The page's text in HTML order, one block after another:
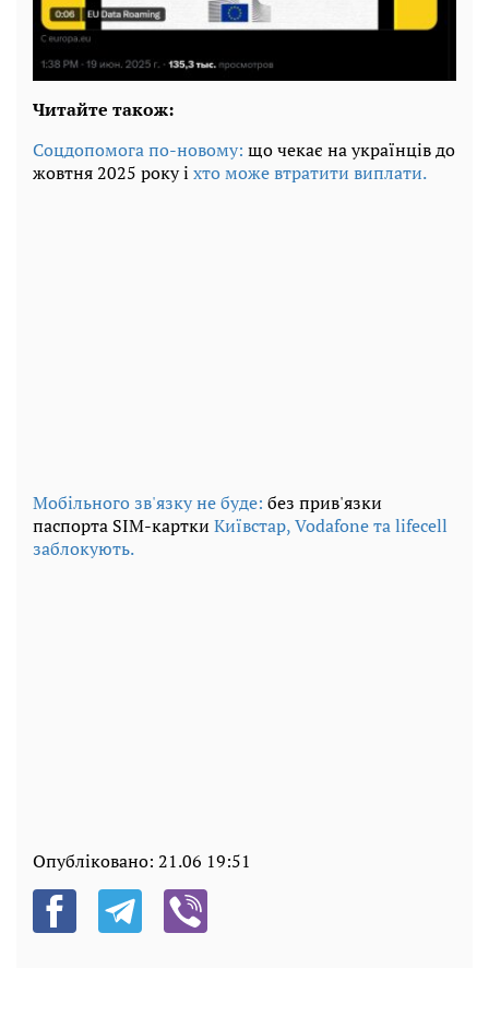
Читайте також:
Соцдопомога по-новому: що чекає на українців до
жовтня 2025 року і хто може втратити виплати.
Мобільного зв'язку не буде: без прив'язки
паспорта SIM-картки Київстар, Vodafone та lifecell
заблокують.
Опубліковано: 21.06 19:51